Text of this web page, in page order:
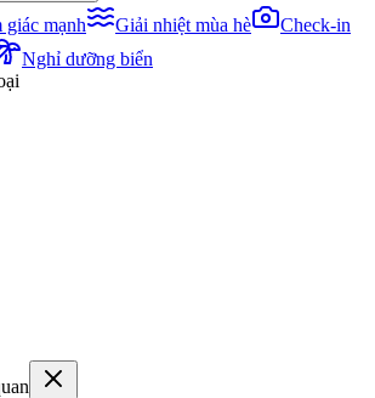
giác mạnh Giải nhiệt mùa hè
Check-in
Nghỉ dưỡng biển